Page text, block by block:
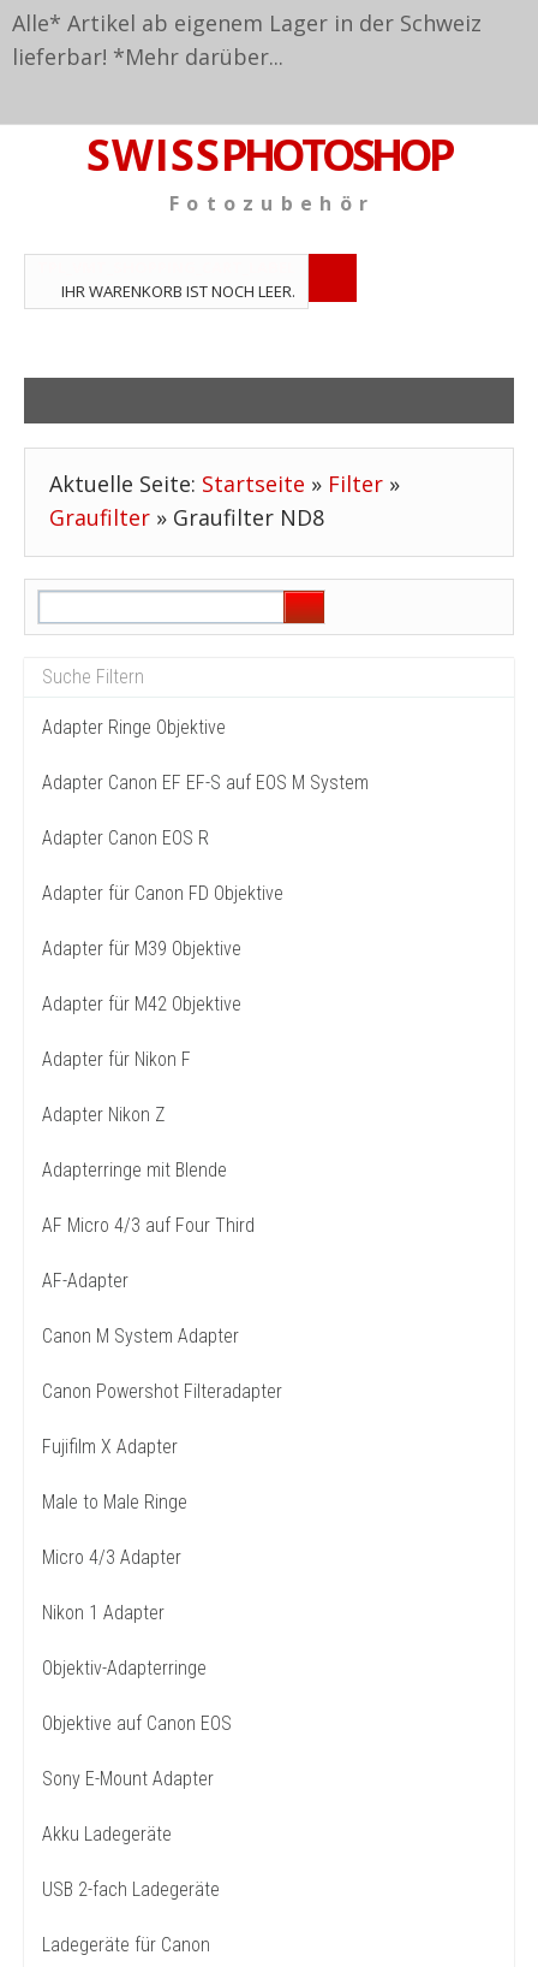
Alle* Artikel ab eigenem Lager in der Schweiz
lieferbar! *Mehr darüber...
S W I S SPHOTOSHOP
F o t o z u b e h ö r
IHR WARENKORB IST NOCH LEER.
Aktuelle Seite: Startseite » Filter »
Graufilter » Graufilter ND8
Adapter Ringe Objektive
Adapter Canon EF EF-S auf EOS M System
Adapter Canon EOS R
Adapter für Canon FD Objektive
Adapter für M39 Objektive
Adapter für M42 Objektive
Adapter für Nikon F
Adapter Nikon Z
Adapterringe mit Blende
AF Micro 4/3 auf Four Third
AF-Adapter
Canon M System Adapter
Canon Powershot Filteradapter
Fujifilm X Adapter
Male to Male Ringe
Micro 4/3 Adapter
Nikon 1 Adapter
Objektiv-Adapterringe
Objektive auf Canon EOS
Sony E-Mount Adapter
Akku Ladegeräte
USB 2-fach Ladegeräte
Ladegeräte für Canon